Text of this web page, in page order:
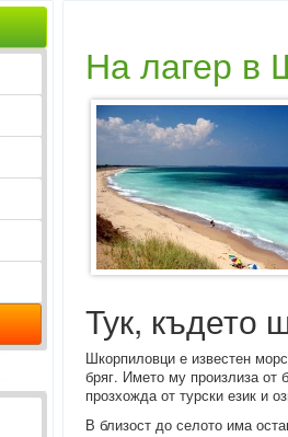
На лагер в
Тук, където
Шкорпиловци е известен
бряг. Името му произлиза
прозхожда от турски език и
В близост до селото има